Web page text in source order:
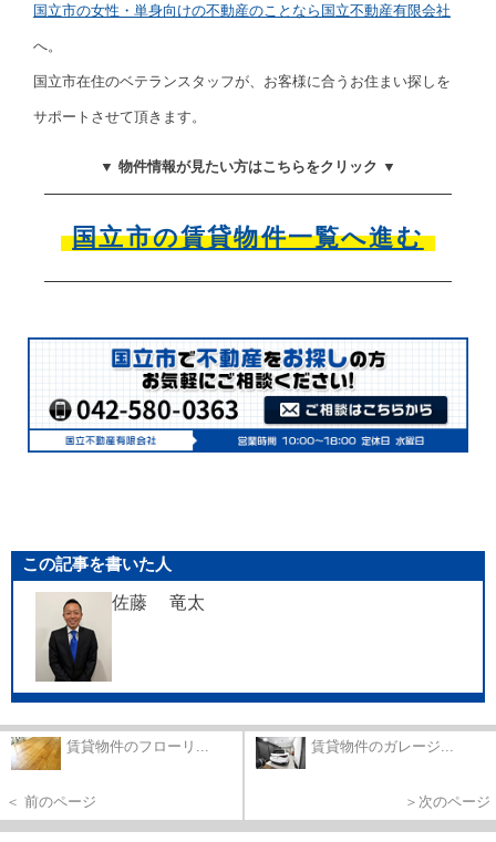
国立市の女性・単身向けの不動産のことなら国立不動産有限会社
へ。
国立市在住のベテランスタッフが、お客様に合うお住まい探しを
サポートさせて頂きます。
▼ 物件情報が見たい方はこちらをクリック ▼
国立市の賃貸物件一覧へ進む
この記事を書いた人
佐藤 竜太
賃貸物件のフローリ...
＜ 前のページ
賃貸物件のガレージ...
＞次のページ